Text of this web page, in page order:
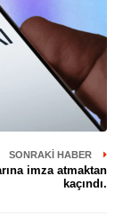
SONRAKI HABER
imza atmaktan
kaçındı.